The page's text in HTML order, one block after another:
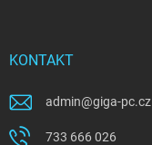
KONTAKT
admin@giga-pc.cz
733 666 026